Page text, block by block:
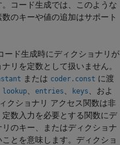
コード生成では、このような
のキーや値の追加はサポート
ード生成時にディクショナリが
リを定数として扱いません。
または coder.const に渡
lookup entries keys
、およ
クショナリ アクセス関数は非
数入力を必要とする関数にデ
のキー、またはディクショナ
とを意味します。ディクショ